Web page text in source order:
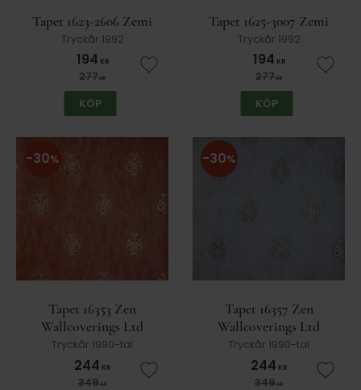
Tapet 1623-2606 Zemi
Tryckår 1992
194 KR
277KR Lägg till i favoriter
KÖP
Tapet 1625-3007 Zemi
Tryckår 1992
194 KR
277KR Lägg
KÖP
Tapet 16353 Zen
Wallcoverings Ltd
Tryckår 1990-tal
244 KR
349KR
30%
Lägg till i favoriter
Tapet 16357 Zen
Wallcoverings Ltd
Tryckår 1990-tal
244 KR
349KR
30%
Lägg